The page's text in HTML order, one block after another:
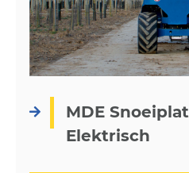
MDE
Elektrisch